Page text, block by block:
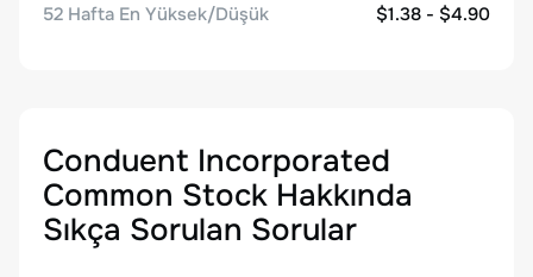
52 Hafta En Yüksek/Düşük
$1.38 - $4.90
Conduent Incorporated
Common Stock Hakkında
Sıkça Sorulan Sorular